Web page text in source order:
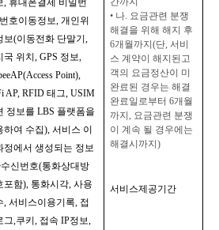
, 휴대폰결제 비밀번
번호이동정보, 개인위
보(이동전화 단말기 ,
국 위치 , GPS 정보,
Point),
AP, RFID 태그
, USIM
정보를 LBS 플랫폼을
하여 수집), 서비스 이
정에서 생성되는 정보
수신번호(통화상대방
포함), 통화시각, 사용
, 서비스이용기록, 접
그,쿠키 , 접속 IP정보 ,
• 나. 요금관련 분쟁
6개월까지 (단, 서비
스 계약이 해지된고
객의 요금정산이 미
완료된 경우는 해결
완료일로부터 6개월
까지 , 요금관련 분쟁
이 계속 될 경우에는
해결시까지 )
서비스제공기간